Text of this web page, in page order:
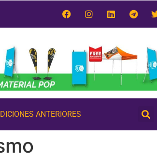
ANTERIORES